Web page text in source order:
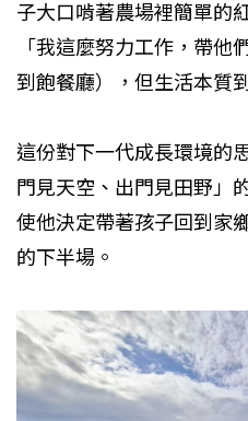
子大口啃著農場裡簡單的
「我這麼努力工作，帶他
到飽餐廳），但生活本質
這份對下一代成長環境的
門見天空、出門見田野」
使他決定帶著孩子回到家
的下半場。